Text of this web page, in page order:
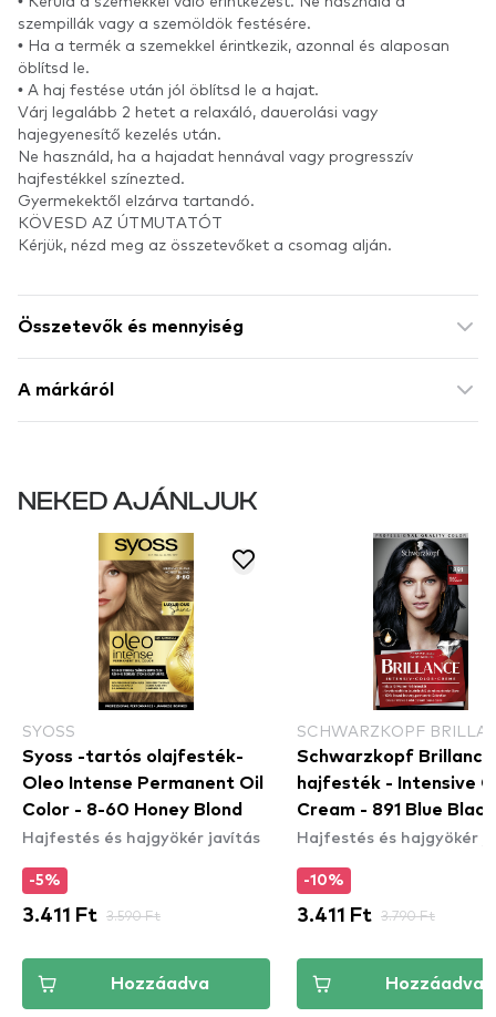
szempillák vagy a szemöldök festésére.
• Ha a termék a szemekkel érintkezik, azonnal és alaposan
öblítsd le.
• A haj festése után jól öblítsd le a hajat.
Várj legalább 2 hetet a relaxáló, dauerolási vagy
hajegyenesítő kezelés után.
Ne használd, ha a hajadat hennával vagy progresszív
hajfestékkel színezted.
Gyermekektől elzárva tartandó.
KÖVESD AZ ÚTMUTATÓT
Kérjük, nézd meg az összetevőket a csomag alján.
Összetevők és mennyiség
A márkáról
NEKED AJÁNLJUK
SYOSS
Syoss -tartós olajfesték-
Oleo Intense Permanent Oil
Color - 8-60 Honey Blond
Hajfestés és hajgyökér javítás
-5%
3.411 Ft 3.590 Ft
Hozzáadva
SCHWARZKOPF
Schwarzkopf Brillance
hajfesték - Intensive
Cream - 891 Blue Black
Hajfestés és hajgyökér
-10%
3.411 Ft 3.790 Ft
Hozzáadva